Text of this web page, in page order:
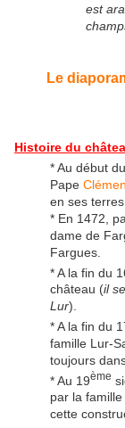
est
Le
Histoire du
* Au début
Pape
en ses
* En 1472,
dame de
Fargues.
* A la fin du
château (il
Lur).
* A la fin du
famille Lur-
toujours
* Au 19ème
par la
cette